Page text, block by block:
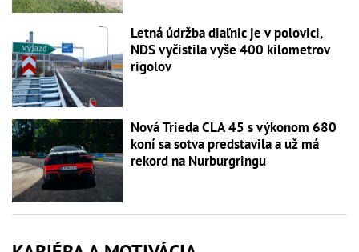
Letná údržba diaľnic je v polovici,
NDS vyčistila vyše 400 kilometrov
rigolov
Nová Trieda CLA 45 s výkonom 680
koní sa sotva predstavila a už má
rekord na Nurburgringu